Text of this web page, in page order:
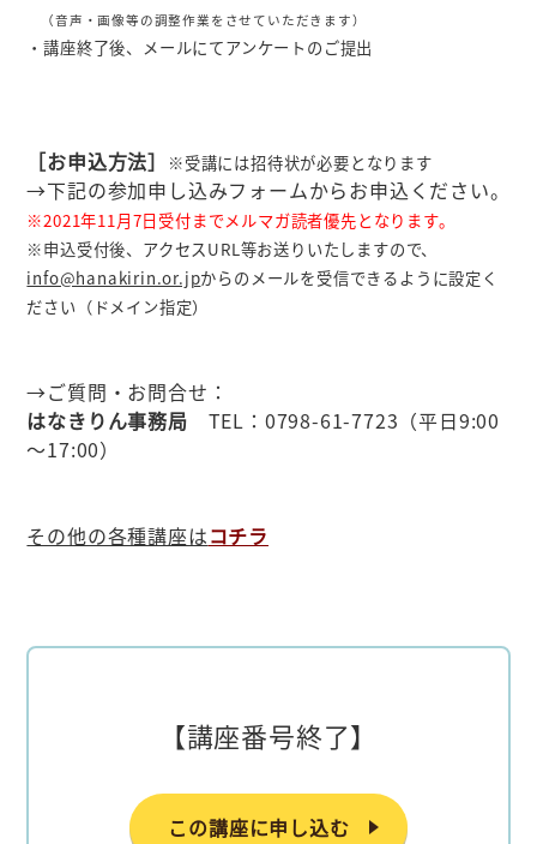
（音声・画像等の調整作業をさせていただきます）
・講座終了後、メールにてアンケートのご提出
［お申込方法］ ※受講には招待状が必要となります
→下記の参加申し込みフォームからお申込ください。
※2021年11月7日受付までメルマガ読者優先となります。
※申込受付後、アクセスURL等お送りいたしますので、
info@hanakirin.or.jpからのメールを受信できるように設定く
ださい（ドメイン指定）
→ご質問・お問合せ：
はなきりん事務局 TEL：0798-61-7723（平日9:00
～17:00）
その他の各種講座はコチラ
【講座番号終了】
この講座に申し込む